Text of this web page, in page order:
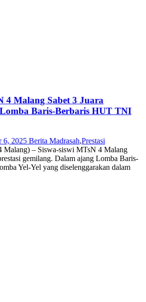
4 Malang Sabet 3 Juara
Baris-Berbaris HUT TNI
6, 2025 Berita Madrasah,Prestasi
Malang) – Siswa-siswi MTsN 4 Malang
gemilang. Dalam ajang Lomba Baris-
Yel-Yel yang diselenggarakan dalam